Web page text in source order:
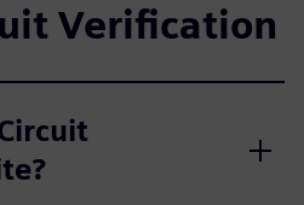
Verification